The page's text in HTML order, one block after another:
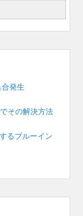
発生
その解決方法
るブルーイン